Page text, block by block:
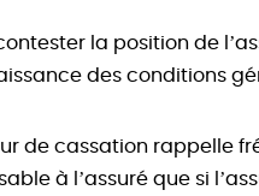
la position de
des conditions
de cassation rappelle
à l’assuré que si